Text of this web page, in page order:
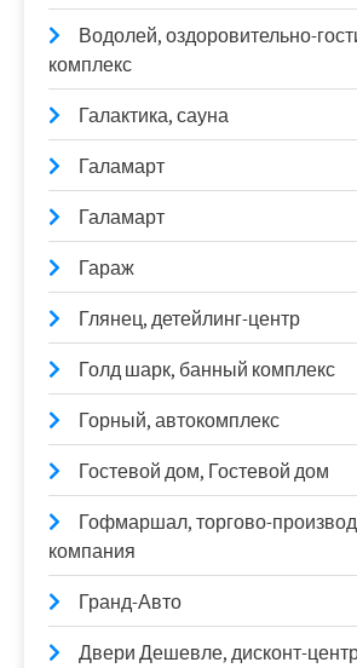
Водолей, оздоровительно-
комплекс
Галактика, сауна
Галамарт
Галамарт
Гараж
Глянец, детейлинг-центр
Голд шарк, банный комплекс
Горный, автокомплекс
Гостевой дом, Гостевой дом
Гофмаршал, торгово-
компания
Гранд-Авто
Двери Дешевле, дисконт-